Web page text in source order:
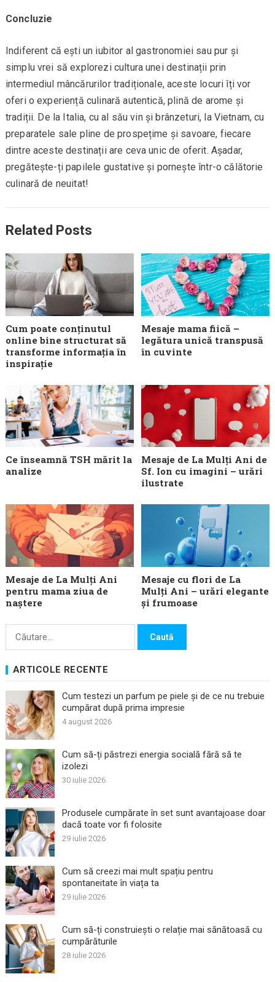
Concluzie
Indiferent că ești un iubitor al gastronomiei sau pur și
simplu vrei să explorezi cultura unei destinații prin
intermediul mâncărurilor tradiționale, aceste locuri îți vor
oferi o experiență culinară autentică, plină de arome și
tradiții. De la Italia, cu al său vin și brânzeturi, la Vietnam, cu
preparatele sale pline de prospețime și savoare, fiecare
dintre aceste destinații are ceva unic de oferit. Așadar,
pregătește-ți papilele gustative și pornește într-o călătorie
culinară de neuitat!
Related Posts
Cum poate conținutul
online bine structurat să
transforme informația în
inspirație
Mesaje mama fiică –
legătura unică transpusă
în cuvinte
Ce înseamnă TSH mărit la
analize
Mesaje de La Mulți Ani de
Sf. Ion cu imagini – urări
ilustrate
Mesaje de La Mulți Ani
pentru mama ziua de
naștere
Mesaje cu flori de La
Mulți Ani – urări elegante
și frumoase
ARTICOLE RECENTE
Cum testezi un parfum pe piele și de ce nu trebuie
cumpărat după prima impresie
4 august 2026
Cum să-ți păstrezi energia socială fără să te
izolezi
30 iulie 2026
Produsele cumpărate în set sunt avantajoase doar
dacă toate vor fi folosite
29 iulie 2026
Cum să creezi mai mult spațiu pentru
spontaneitate în viața ta
29 iulie 2026
Cum să-ți construiești o relație mai sănătoasă cu
cumpărăturile
28 iulie 2026